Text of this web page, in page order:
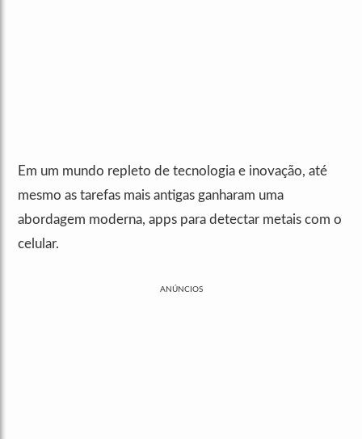
Em um mundo repleto de tecnologia e inovação, até
mesmo as tarefas mais antigas ganharam uma
abordagem moderna, apps para detectar metais com o
celular.
ANÚNCIOS